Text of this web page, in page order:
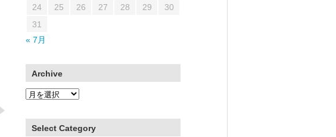
24
25 26 27 28 29
30
31
« 7月
Archive
Archive
Select Category